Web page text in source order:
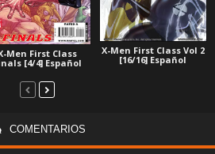
Men First Class
[4/4] Español
X-Men First Class Vol 2
[16/16] Español
COMENTARIOS